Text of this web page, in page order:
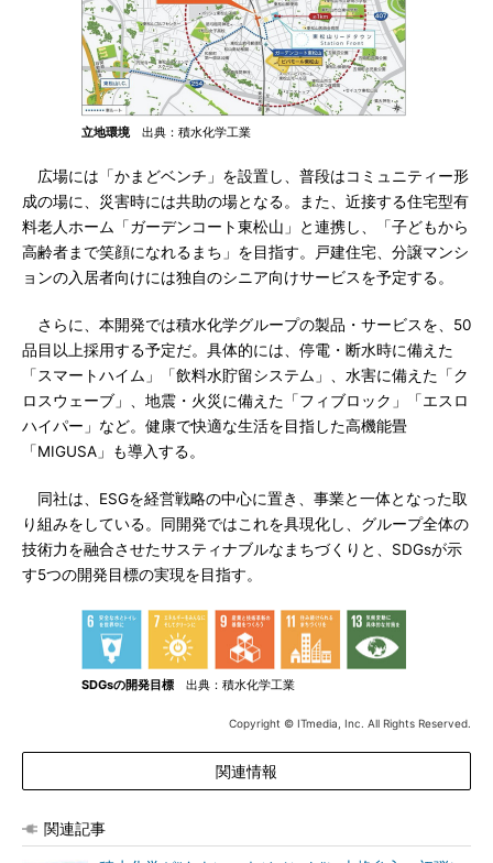
立地環境 出典：積水化学工業
広場には「かまどベンチ」を設置し、普段はコミュニティー形
成の場に、災害時には共助の場となる。また、近接する住宅型有
料老人ホーム「ガーデンコート東松山」と連携し、「子どもから
高齢者まで笑顔になれるまち」を目指す。戸建住宅、分譲マンシ
ョンの入居者向けには独自のシニア向けサービスを予定する。
さらに、本開発では積水化学グループの製品・サービスを、50
品目以上採用する予定だ。具体的には、停電・断水時に備えた
「スマートハイム」「飲料水貯留システム」、水害に備えた「ク
ロスウェーブ」、地震・火災に備えた「フィブロック」「エスロ
ハイパー」など。健康で快適な生活を目指した高機能畳
「MIGUSA」も導入する。
同社は、ESGを経営戦略の中心に置き、事業と一体となった取
り組みをしている。同開発ではこれを具現化し、グループ全体の
技術力を融合させたサスティナブルなまちづくりと、SDGsが示
す5つの開発目標の実現を目指す。
SDGsの開発目標 出典：積水化学工業
Copyright © ITmedia, Inc. All Rights Reserved.
関連情報
関連記事